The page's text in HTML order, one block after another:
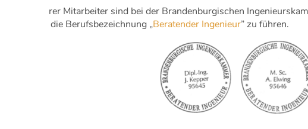
Zwei unserer Mitarbeiter sind bei der Brandenburgischen
berechtigt die Berufsbezeichnung „Beratender Ingenieur” zu führen.